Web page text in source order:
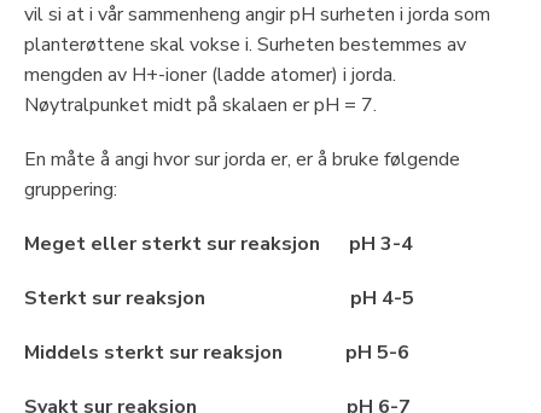
vil si at i vår sammenheng angir pH surheten i jorda som
planterøttene skal vokse i. Surheten bestemmes av
mengden av H+-ioner (ladde atomer) i jorda.
Nøytralpunket midt på skalaen er pH = 7.
En måte å angi hvor sur jorda er, er å bruke følgende
gruppering:
Meget eller sterkt sur reaksjon pH 3-4
Sterkt sur reaksjon pH 4-5
Middels sterkt sur reaksjon pH 5-6
Svakt sur reaksjon pH 6-7